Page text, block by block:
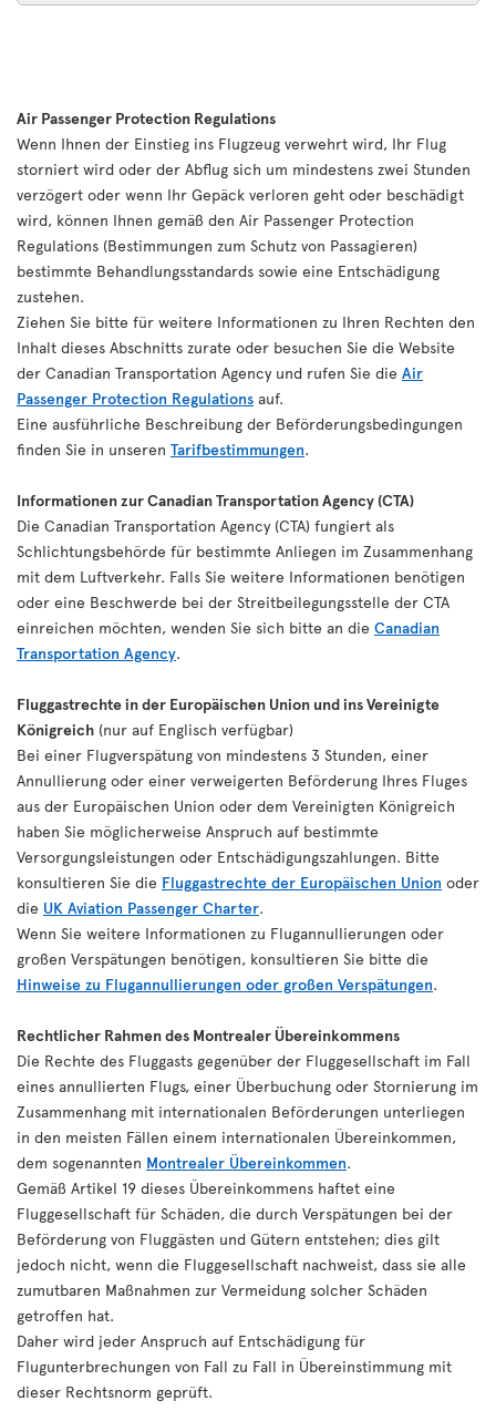
Air Passenger Protection Regulations
Wenn Ihnen der Einstieg ins Flugzeug verwehrt wird, Ihr Flug
storniert wird oder der Abflug sich um mindestens zwei Stunden
verzögert oder wenn Ihr Gepäck verloren geht oder beschädigt
wird, können Ihnen gemäß den Air Passenger Protection
Regulations (Bestimmungen zum Schutz von Passagieren)
bestimmte Behandlungsstandards sowie eine Entschädigung
zustehen.
Ziehen Sie bitte für weitere Informationen zu Ihren Rechten den
Inhalt dieses Abschnitts zurate oder besuchen Sie die Website
der Canadian Transportation Agency und rufen Sie die Air
Passenger Protection Regulations auf.
Eine ausführliche Beschreibung der Beförderungsbedingungen
finden Sie in unseren Tarifbestimmungen.
Informationen zur Canadian Transportation Agency (CTA)
Die Canadian Transportation Agency (CTA) fungiert als
Schlichtungsbehörde für bestimmte Anliegen im Zusammenhang
mit dem Luftverkehr. Falls Sie weitere Informationen benötigen
oder eine Beschwerde bei der Streitbeilegungsstelle der CTA
einreichen möchten, wenden Sie sich bitte an die Canadian
Transportation Agency.
Fluggastrechte in der Europäischen Union und ins Vereinigte
Königreich (nur auf Englisch verfügbar)
Bei einer Flugverspätung von mindestens 3 Stunden, einer
Annullierung oder einer verweigerten Beförderung Ihres Fluges
aus der Europäischen Union oder dem Vereinigten Königreich
haben Sie möglicherweise Anspruch auf bestimmte
Versorgungsleistungen oder Entschädigungszahlungen. Bitte
konsultieren Sie die Fluggastrechte der Europäischen Union oder
die UK Aviation Passenger Charter.
Wenn Sie weitere Informationen zu Flugannullierungen oder
großen Verspätungen benötigen, konsultieren Sie bitte die
Hinweise zu Flugannullierungen oder großen Verspätungen.
Rechtlicher Rahmen des Montrealer Übereinkommens
Die Rechte des Fluggasts gegenüber der Fluggesellschaft im Fall
eines annullierten Flugs, einer Überbuchung oder Stornierung im
Zusammenhang mit internationalen Beförderungen unterliegen
in den meisten Fällen einem internationalen Übereinkommen,
dem sogenannten Montrealer Übereinkommen.
Gemäß Artikel 19 dieses Übereinkommens haftet eine
Fluggesellschaft für Schäden, die durch Verspätungen bei der
Beförderung von Fluggästen und Gütern entstehen; dies gilt
jedoch nicht, wenn die Fluggesellschaft nachweist, dass sie alle
zumutbaren Maßnahmen zur Vermeidung solcher Schäden
getroffen hat.
Daher wird jeder Anspruch auf Entschädigung für
Flugunterbrechungen von Fall zu Fall in Übereinstimmung mit
dieser Rechtsnorm geprüft.